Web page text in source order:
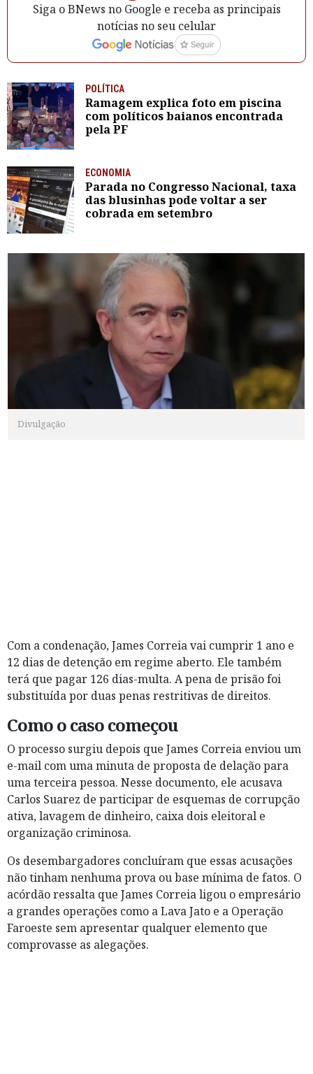
Siga o BNews no Google e receba as principais
notícias no seu celular
POLÍTICA
Ramagem explica foto em piscina
com políticos baianos encontrada
pela PF
ECONOMIA
Parada no Congresso Nacional, taxa
das blusinhas pode voltar a ser
cobrada em setembro
Divulgação
Com a condenação, James Correia vai cumprir 1 ano e
12 dias de detenção em regime aberto. Ele também
terá que pagar 126 dias-multa. A pena de prisão foi
substituída por duas penas restritivas de direitos.
Como o caso começou
O processo surgiu depois que James Correia enviou um
e-mail com uma minuta de proposta de delação para
uma terceira pessoa. Nesse documento, ele acusava
Carlos Suarez de participar de esquemas de corrupção
ativa, lavagem de dinheiro, caixa dois eleitoral e
organização criminosa.
Os desembargadores concluíram que essas acusações
não tinham nenhuma prova ou base mínima de fatos. O
acórdão ressalta que James Correia ligou o empresário
a grandes operações como a Lava Jato e a Operação
Faroeste sem apresentar qualquer elemento que
comprovasse as alegações.